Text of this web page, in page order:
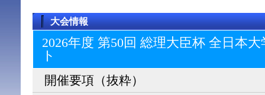
大会情報
2026年度 第50回 総理大臣杯 全日本
ト
開催要項（抜粋）